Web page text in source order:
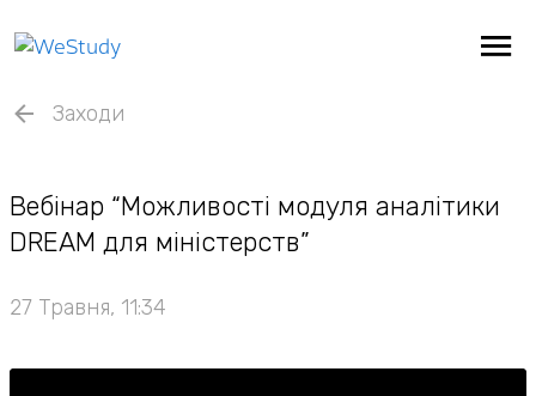
Заходи
Вебінар “Можливості модуля аналітики
DREAM для міністерств”
27 Травня, 11:34